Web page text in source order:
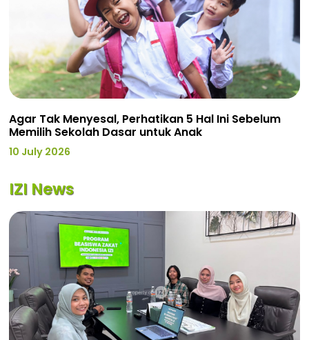
Agar Tak Menyesal, Perhatikan 5 Hal Ini Sebelum
Memilih Sekolah Dasar untuk Anak
10 July 2026
IZI News